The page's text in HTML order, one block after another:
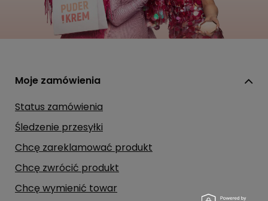
Moje zamówienia
Status zamówienia
Śledzenie przesyłki
Chcę zareklamować produkt
Chcę zwrócić produkt
Chcę wymienić towar